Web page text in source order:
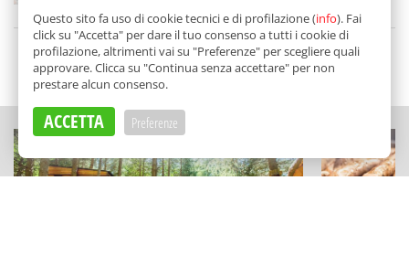
diRedazione
SCELTO DA BALARM
Questo sito fa uso di cookie tecnici e di profilazione (info). Fai
click su "Accetta" per dare il tuo consenso a tutti i cookie di
profilazione, altrimenti vai su "Preferenze" per scegliere quali
approvare. Clicca su "Continua senza accettare" per non
prestare alcun consenso.
ACCETTA Preferenze